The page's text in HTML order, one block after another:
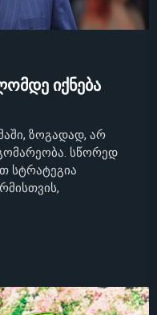
იქნება
ზოგადად, არ
სწორედ
სტრატეგია